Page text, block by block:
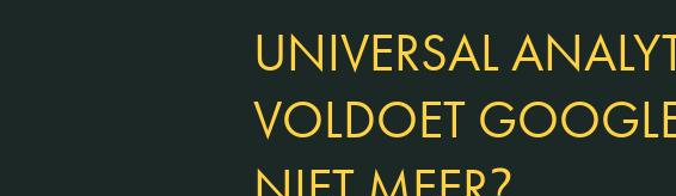
UNIVERSAL
VOLDOET